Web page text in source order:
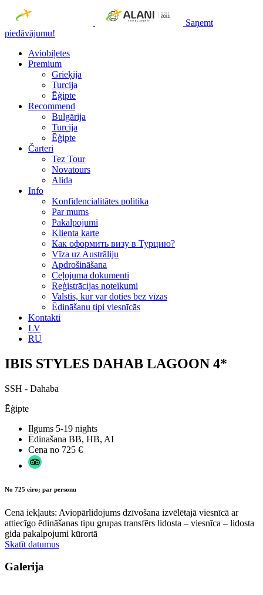
Saņemt
piedāvājumu!
Aviobiļetes
Premium
Grieķija
Turcija
Ēģipte
Recommend
Bulgārija
Turcija
Ēģipte
Čarteri
Tez Tour
Novatours
Alida
Info
Konfidencialitātes politika
Par mums
Рakalpojumi
Klienta karte
Как оформить визу в Турцию?
Vīza uz Austrāliju
Apdrošināšana
Ceļojuma dokumenti
Reģistrācijas noteikumi
Valstis, kur var doties bez vīzas
Ēdināšanu tipi viesnīcās
Kontakti
LV
RU
IBIS STYLES DAHAB LAGOON 4*
SSH - Dahaba
Ēģipte
Ilgums 5-19 nights
Ēdinašana BB, HB, AI
Cena no 725 €
No 725 eiro; par personu
Cenā iekļauts: Aviopārlidojums dzīvošana izvēlētajā viesnīcā ar
attiecīgo ēdināšanas tipu grupas transfērs lidosta – viesnīca – lidosta
gida pakalpojumi kūrortā
Skatīt datumus
Galerija